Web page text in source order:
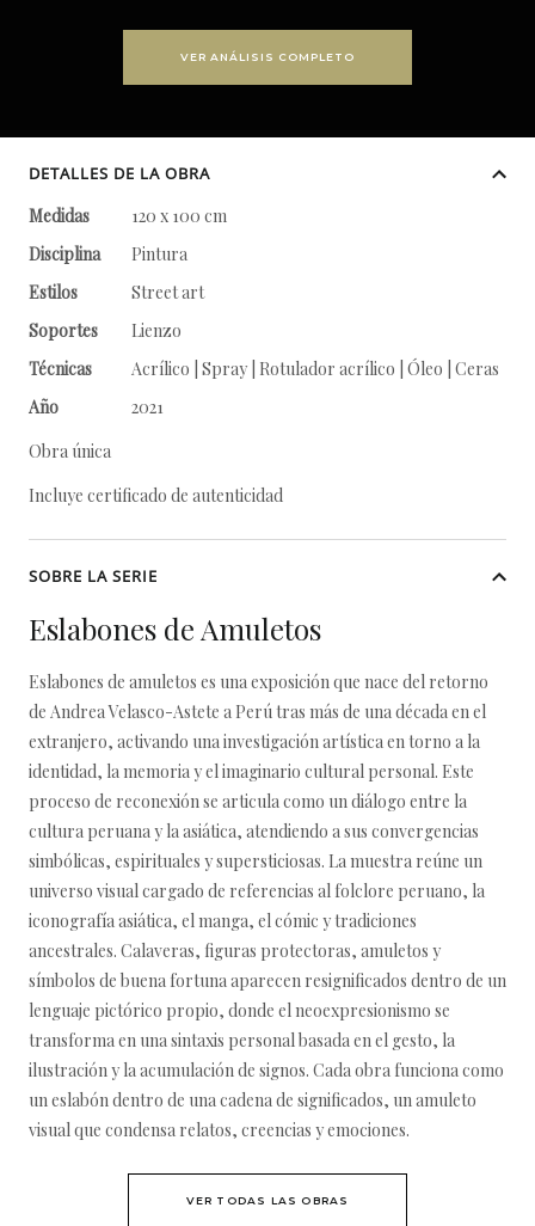
VER ANÁLISIS COMPLETO
DETALLES DE LA OBRA
Medidas
120 x 100 cm
Disciplina
Pintura
Estilos
Street art
Soportes
Lienzo
Técnicas
Acrílico | Spray | Rotulador acrílico | Óleo | Ceras
Año
2021
Obra única
Incluye certificado de autenticidad
SOBRE LA SERIE
Eslabones de Amuletos
Eslabones de amuletos es una exposición que nace del retorno
de Andrea Velasco-Astete a Perú tras más de una década en el
extranjero, activando una investigación artística en torno a la
identidad, la memoria y el imaginario cultural personal. Este
proceso de reconexión se articula como un diálogo entre la
cultura peruana y la asiática, atendiendo a sus convergencias
simbólicas, espirituales y supersticiosas. La muestra reúne un
universo visual cargado de referencias al folclore peruano, la
iconografía asiática, el manga, el cómic y tradiciones
ancestrales. Calaveras, figuras protectoras, amuletos y
símbolos de buena fortuna aparecen resignificados dentro de un
lenguaje pictórico propio, donde el neoexpresionismo se
transforma en una sintaxis personal basada en el gesto, la
ilustración y la acumulación de signos. Cada obra funciona como
un eslabón dentro de una cadena de significados, un amuleto
visual que condensa relatos, creencias y emociones.
VER TODAS LAS OBRAS